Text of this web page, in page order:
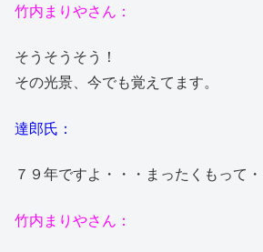
竹内まりやさん：
そうそうそう！
その光景、今でも覚えてます。
達郎氏：
７９年ですよ・・・まったくもって・
竹内まりやさん：